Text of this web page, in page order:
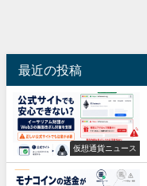
最近の投稿
仮想通貨ニュース